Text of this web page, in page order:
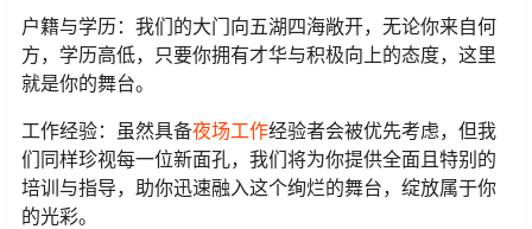
户籍与学历：我们的大门向五湖四海敞开，无论你来自何
方，学历高低，只要你拥有才华与积极向上的态度，这里
就是你的舞台。
工作经验：虽然具备夜场工作经验者会被优先考虑，但我
们同样珍视每一位新面孔，我们将为你提供全面且特别的
培训与指导，助你迅速融入这个绚烂的舞台，绽放属于你
的光彩。